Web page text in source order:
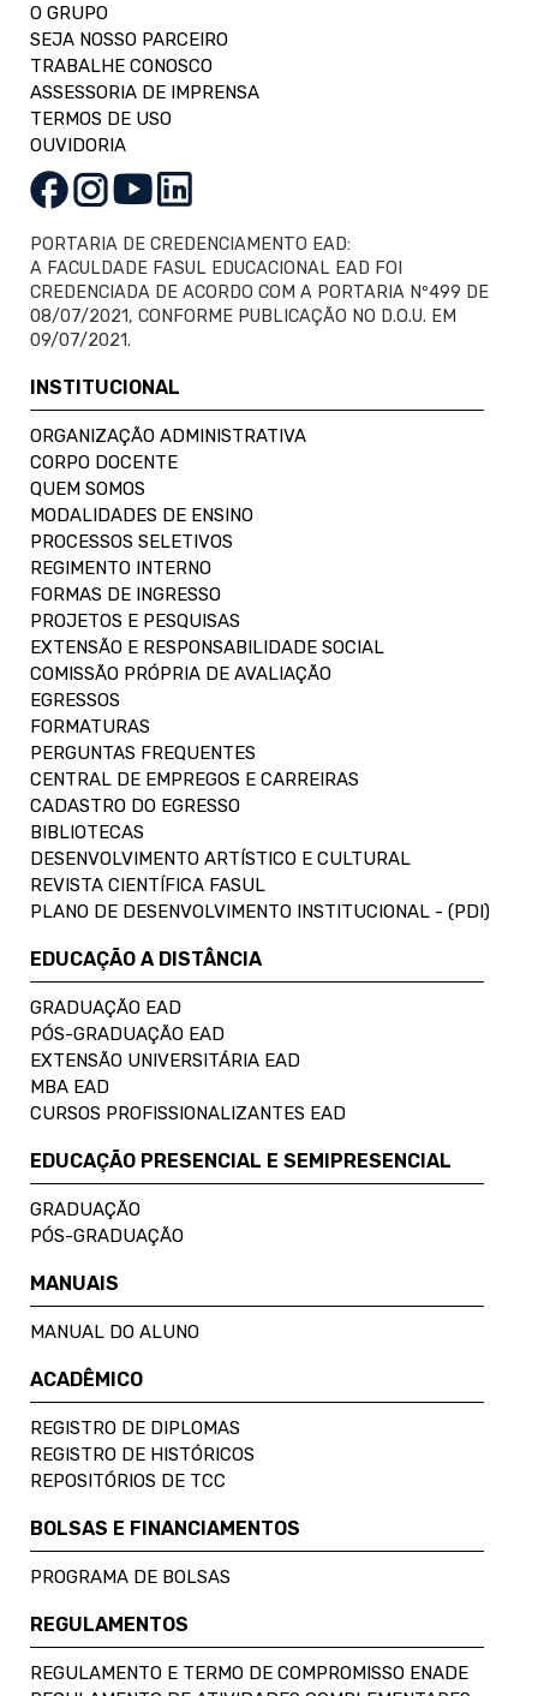
O GRUPO
SEJA NOSSO PARCEIRO
TRABALHE CONOSCO
ASSESSORIA DE IMPRENSA
TERMOS DE USO
OUVIDORIA
PORTARIA DE CREDENCIAMENTO EAD:
A FACULDADE FASUL EDUCACIONAL EAD FOI
CREDENCIADA DE ACORDO COM A PORTARIA Nº499 DE
08/07/2021, CONFORME PUBLICAÇÃO NO D.O.U. EM
09/07/2021.
INSTITUCIONAL
ORGANIZAÇÃO ADMINISTRATIVA
CORPO DOCENTE
QUEM SOMOS
MODALIDADES DE ENSINO
PROCESSOS SELETIVOS
REGIMENTO INTERNO
FORMAS DE INGRESSO
PROJETOS E PESQUISAS
EXTENSÃO E RESPONSABILIDADE SOCIAL
COMISSÃO PRÓPRIA DE AVALIAÇÃO
EGRESSOS
FORMATURAS
PERGUNTAS FREQUENTES
CENTRAL DE EMPREGOS E CARREIRAS
CADASTRO DO EGRESSO
BIBLIOTECAS
DESENVOLVIMENTO ARTÍSTICO E CULTURAL
REVISTA CIENTÍFICA FASUL
PLANO DE DESENVOLVIMENTO INSTITUCIONAL - (PDI)
EDUCAÇÃO A DISTÂNCIA
GRADUAÇÃO EAD
PÓS-GRADUAÇÃO EAD
EXTENSÃO UNIVERSITÁRIA EAD
MBA EAD
CURSOS PROFISSIONALIZANTES EAD
EDUCAÇÃO PRESENCIAL E SEMIPRESENCIAL
GRADUAÇÃO
PÓS-GRADUAÇÃO
MANUAIS
MANUAL DO ALUNO
ACADÊMICO
REGISTRO DE DIPLOMAS
REGISTRO DE HISTÓRICOS
REPOSITÓRIOS DE TCC
BOLSAS E FINANCIAMENTOS
PROGRAMA DE BOLSAS
REGULAMENTOS
REGULAMENTO E TERMO DE COMPROMISSO ENADE